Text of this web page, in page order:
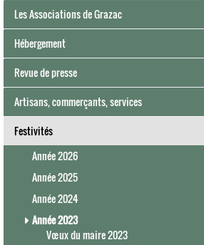
Les Associations de Grazac
Hébergement
Revue de presse
Artisans, commerçants, services
Festivités
Année 2026
Année 2025
Année 2024
Année 2023
Vœux du maire 2023